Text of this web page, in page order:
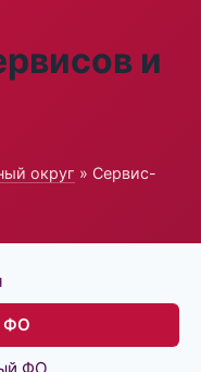
и
округ » Сервис-
ФО